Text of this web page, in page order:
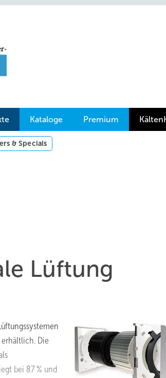
Kataloge Premium
& Specials
Lüftung
erhältlich. Die
bei 87 % und